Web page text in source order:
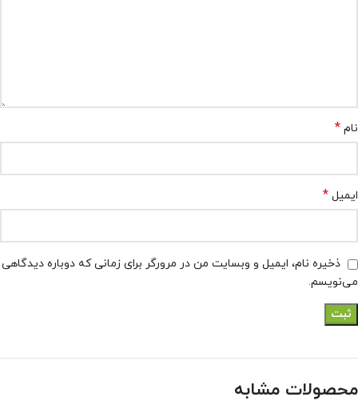
نام *
ایمیل *
ذخیره نام، ایمیل و وبسایت من در مرورگر برای زمانی که دوباره دیدگاهی
می‌نویسم.
محصولات مشابه